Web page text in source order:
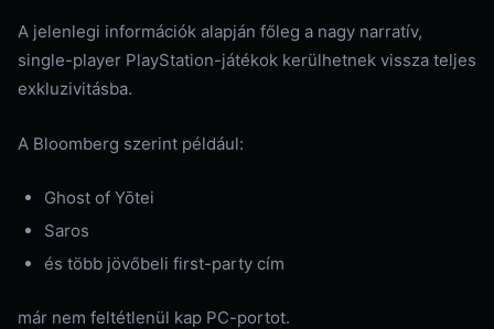
A jelenlegi információk alapján főleg a nagy narratív,
single-player PlayStation-játékok kerülhetnek vissza teljes
exkluzivitásba.
A Bloomberg szerint például:
Ghost of Yōtei
Saros
és több jövőbeli first-party cím
már nem feltétlenül kap PC-portot.